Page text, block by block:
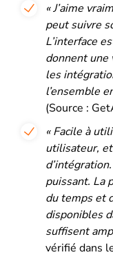
« J’aime
peut suivre
L’interface
donnent une
les
l’ensemble
(Source :
« Facile à
utilisateur,
puissant. La
du temps et
disponibles
suffisent
vérifié dans